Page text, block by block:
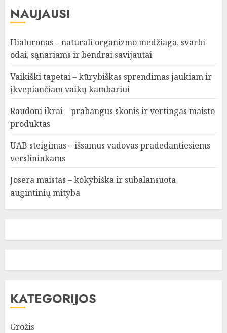
NAUJAUSI
Hialuronas – natūrali organizmo medžiaga, svarbi
odai, sąnariams ir bendrai savijautai
Vaikiški tapetai – kūrybiškas sprendimas jaukiam ir
įkvepiančiam vaikų kambariui
Raudoni ikrai – prabangus skonis ir vertingas maisto
produktas
UAB steigimas – išsamus vadovas pradedantiesiems
verslininkams
Josera maistas – kokybiška ir subalansuota
augintinių mityba
KATEGORIJOS
Grožis